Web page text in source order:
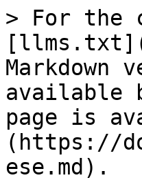
> For the
Markdown
available
page is
(https://
ese.md).